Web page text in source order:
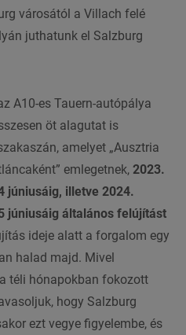
városától a Villach felé
juthatunk el Salzburg
A10-es Tauern-autópálya
öt alagutat is
amelyet „Ausztria
emlegetnek, 2023.
júniusáig, illetve 2024.
júniusáig általános felújítást
ideje alatt a forgalom egy
halad majd. Mivel
téli hónapokban fokozott
hogy Salzburg
ezt vegye figyelembe, és